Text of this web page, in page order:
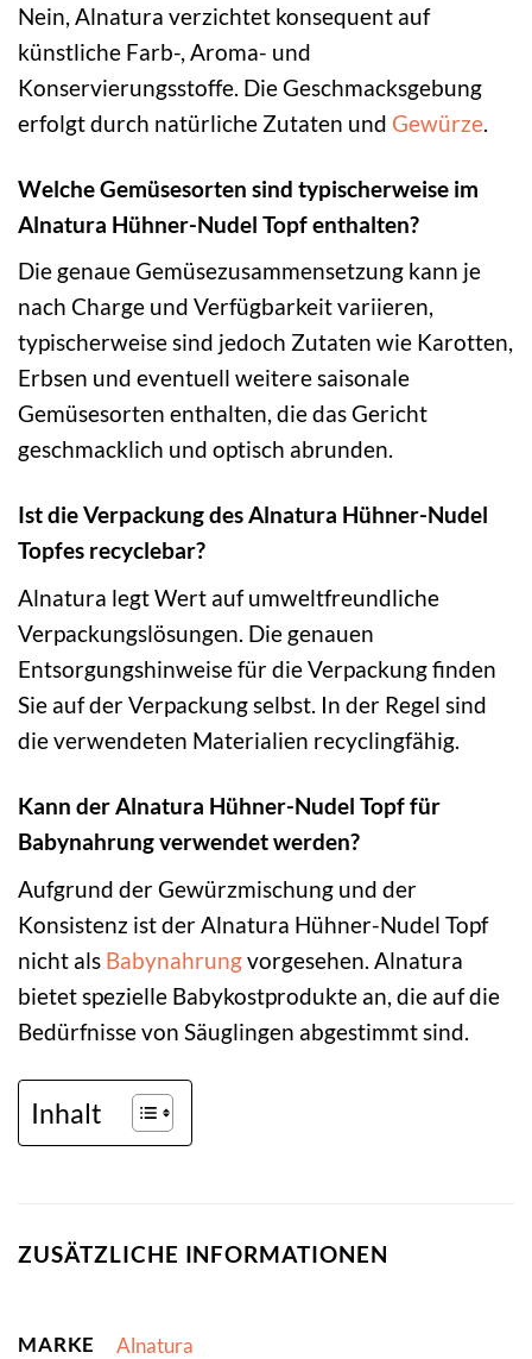
Nein, Alnatura verzichtet konsequent auf
künstliche Farb-, Aroma- und
Konservierungsstoffe. Die Geschmacksgebung
erfolgt durch natürliche Zutaten und Gewürze.
Welche Gemüsesorten sind typischerweise im
Alnatura Hühner-Nudel Topf enthalten?
Die genaue Gemüsezusammensetzung kann je
nach Charge und Verfügbarkeit variieren,
typischerweise sind jedoch Zutaten wie Karotten,
Erbsen und eventuell weitere saisonale
Gemüsesorten enthalten, die das Gericht
geschmacklich und optisch abrunden.
Ist die Verpackung des Alnatura Hühner-Nudel
Topfes recyclebar?
Alnatura legt Wert auf umweltfreundliche
Verpackungslösungen. Die genauen
Entsorgungshinweise für die Verpackung finden
Sie auf der Verpackung selbst. In der Regel sind
die verwendeten Materialien recyclingfähig.
Kann der Alnatura Hühner-Nudel Topf für
Babynahrung verwendet werden?
Aufgrund der Gewürzmischung und der
Konsistenz ist der Alnatura Hühner-Nudel Topf
nicht als Babynahrungvorgesehen. Alnatura
bietet spezielle Babykostprodukte an, die auf die
Bedürfnisse von Säuglingen abgestimmt sind.
Inhalt
ZUSÄTZLICHE INFORMATIONEN
MARKE Alnatura